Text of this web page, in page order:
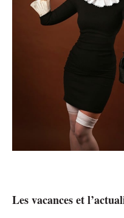
Les vacances et